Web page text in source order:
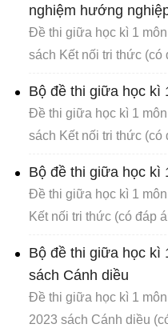
nghiệm hướng
Đề thi giữa học kì 1
sách Kết nối tri thức (có
Bộ đề thi giữa học kì
Đề thi giữa học kì 1
sách Kết nối tri thức (có
Bộ đề thi giữa học kì
Đề thi giữa học kì 1
Kết nối tri thức (có đáp
Bộ đề thi giữa học kì
sách Cánh diều
Đề thi giữa học kì 1
2023 sách Cánh diều